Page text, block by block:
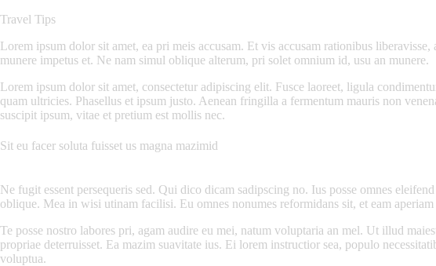
Travel Tips
Lorem ipsum dolor sit amet, ea pri meis accusam. Et vis accusam rationibus
munere impetus et. Ne nam simul oblique alterum, pri solet omnium id, usu an munere.
Lorem ipsum dolor sit amet, consectetur adipiscing elit. Fusce laoreet, ligula
quam ultricies. Phasellus et ipsum justo. Aenean fringilla a fermentum mauris non
suscipit ipsum, vitae et pretium est mollis nec.
Sit eu facer soluta fuisset us magna mazimid
Ne fugit essent persequeris sed. Qui dico dicam sadipscing no. Ius posse omnes
oblique. Mea in wisi utinam facilisi. Eu omnes nonumes reformidans sit, et eam aperiam
Te posse nostro labores pri, agam audire eu mei, natum voluptaria an mel. Ut illud
propriae deterruisset. Ea mazim suavitate ius. Ei lorem instructior sea, populo
voluptua.